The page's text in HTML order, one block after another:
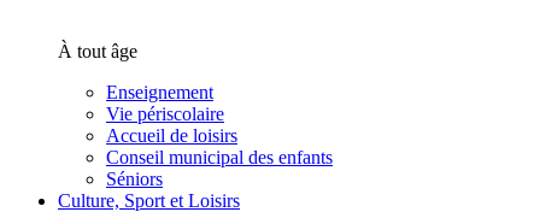
À tout âge
Enseignement
Vie périscolaire
Accueil de loisirs
Conseil municipal des enfants
Séniors
Culture, Sport et Loisirs